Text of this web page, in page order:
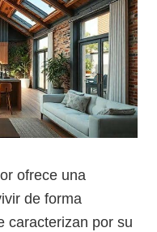
ofrece una
de forma
caracterizan por su